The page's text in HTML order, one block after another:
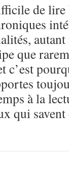
de lire
que
c’est
à la
qui